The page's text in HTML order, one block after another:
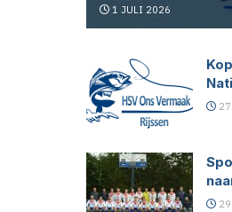
1 JULI 2026